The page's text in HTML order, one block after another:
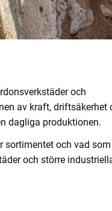
och
av kraft, driftsäkerhet
dagliga produktionen.
sortimentet och vad
och större